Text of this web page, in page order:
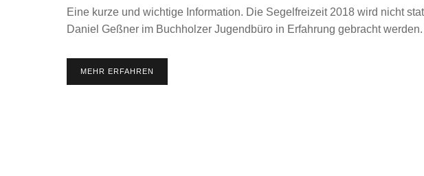
Eine kurze und wichtige Information. Die Segelfreizeit 2018 wird nicht
Daniel Geßner im Buchholzer Jugendbüro in Erfahrung gebracht
MEHR ERFAHREN